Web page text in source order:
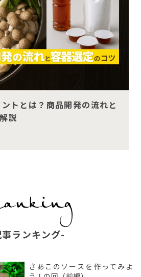
トとは？商品開発の流れと
説
ランキング
さあこのソースを作ってみよ